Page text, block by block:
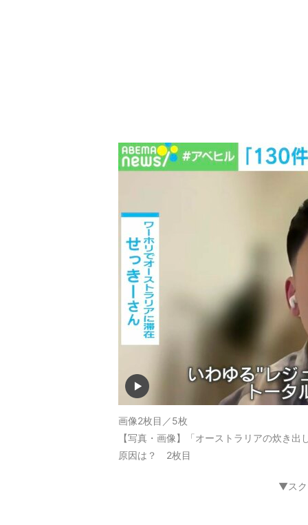
画像2枚目／5枚
【写真・画像】「オーストラリアの炊き
原因は？ 2枚目
▼スク